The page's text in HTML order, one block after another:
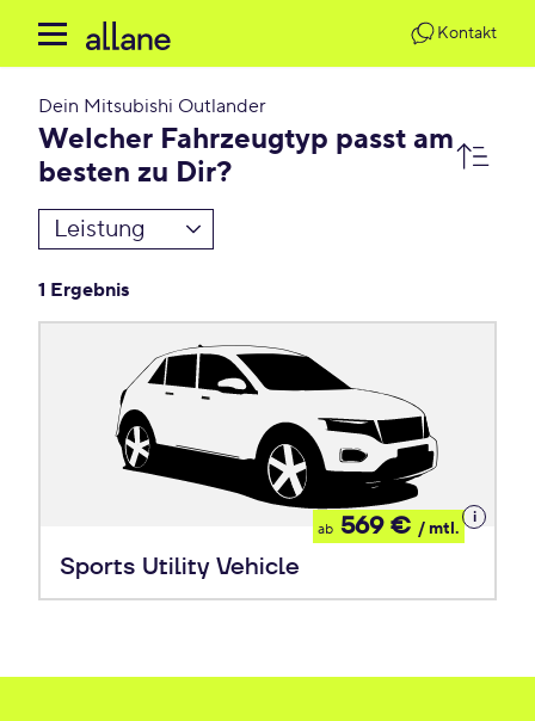
Kontakt
Dein Mitsubishi Outlander
Welcher Fahrzeugtyp passt am
besten zu Dir?
Leistung
1 Ergebnis
Sports Utility Vehicle
ab 569 € / mtl.
Details
zum